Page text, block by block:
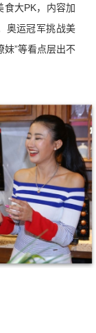
食大PK，内容加
奥运冠军挑战美
妹”等看点层出不